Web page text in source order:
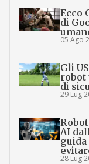
Ecco
di
05 Ago
Gli
robot
di
29 Lug
AI
28 Lug